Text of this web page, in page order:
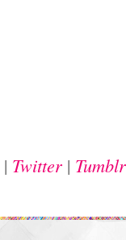
| Twitter | Tumblr